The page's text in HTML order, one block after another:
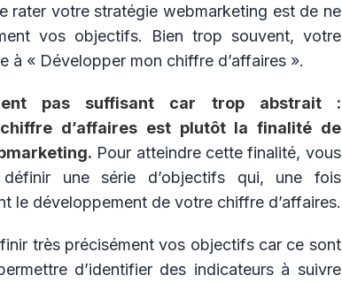
rater votre stratégie webmarketing est de ne
vos objectifs. Bien trop souvent, votre
à « Développer mon chiffre d’affaires ».
pas suffisant car trop abstrait :
d’affaires est plutôt la finalité de
Pour atteindre cette finalité, vous
définir une série d’objectifs qui, une fois
le développement de votre chiffre d’affaires.
très précisément vos objectifs car ce sont
d’identifier des indicateurs à suivre